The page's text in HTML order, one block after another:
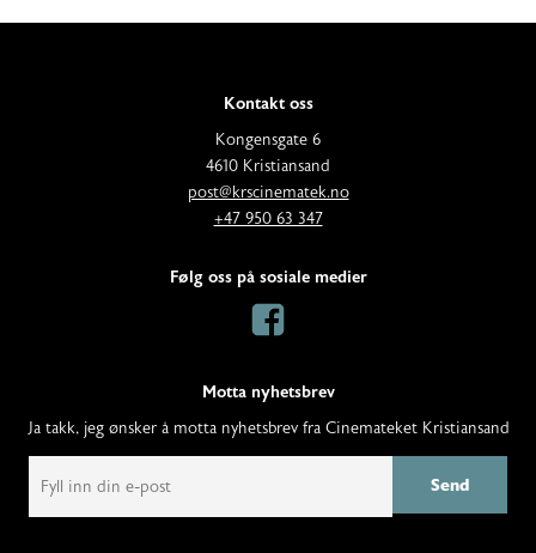
Kontakt oss
A
d
d
r
s
Kongensgate 6
4610 Kristiansand
E
s
post@krscinematek.no
T
l
:
+47 950 63 347
Følg oss på sosiale medier
Motta nyhetsbrev
Ja takk, jeg ønsker å motta nyhetsbrev fra Cinemateket Kristiansand
i